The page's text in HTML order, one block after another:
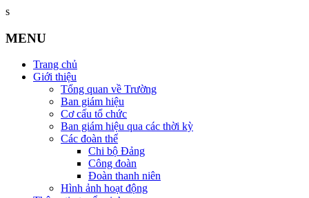
s
MENU
Trang chủ
Giới thiệu
Tổng quan về Trường
Ban giám hiệu
Cơ cấu tổ chức
Ban giám hiệu qua các thời kỳ
Các đoàn thể
Chi bộ Đảng
Công đoàn
Đoàn thanh niên
Hình ảnh hoạt động